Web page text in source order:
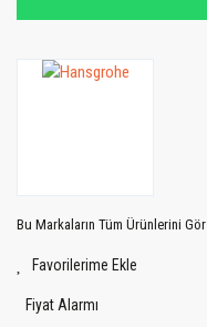
Bu Markaların Tüm Ürünlerini Gör
Fiyat Alarmı